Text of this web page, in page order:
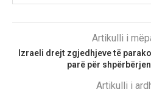
Artikulli i
Izraeli drejt zgjedhjeve të
parë për
Artikulli i